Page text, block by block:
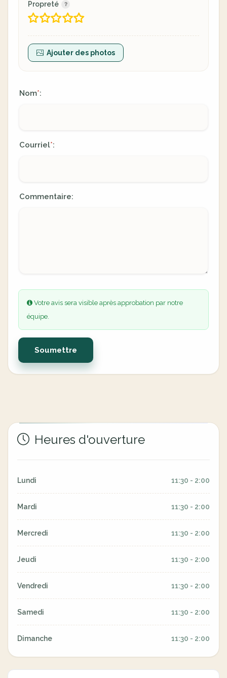
Propreté
Ajouter des photos
Nom*:
Courriel*:
Commentaire:
Votre avis sera visible après approbation par notre
équipe.
Soumettre
Heures d'ouverture
Lundi 11:30 - 2:00
Mardi 11:30 - 2:00
Mercredi 11:30 - 2:00
Jeudi 11:30 - 2:00
Vendredi 11:30 - 2:00
Samedi 11:30 - 2:00
Dimanche 11:30 - 2:00